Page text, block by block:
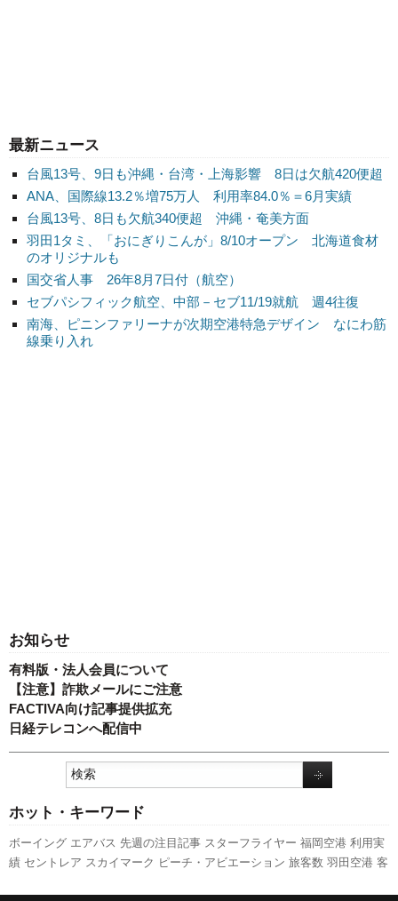
最新ニュース
台風13号、9日も沖縄・台湾・上海影響 8日は欠航420便超
ANA、国際線13.2％増75万人 利用率84.0％＝6月実績
台風13号、8日も欠航340便超 沖縄・奄美方面
羽田1タミ、「おにぎりこんが」8/10オープン 北海道食材
のオリジナルも
国交省人事 26年8月7日付（航空）
セブパシフィック航空、中部－セブ11/19就航 週4往復
南海、ピニンファリーナが次期空港特急デザイン なにわ筋
線乗り入れ
お知らせ
有料版・法人会員について
【注意】詐欺メールにご注意
FACTIVA向け記事提供拡充
日経テレコンへ配信中
ホット・キーワード
ボーイング エアバス 先週の注目記事 スターフライヤー 福岡空港 利用実
績 セントレア スカイマーク ピーチ・アビエーション 旅客数 羽田空港 客